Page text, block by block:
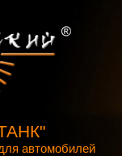
автомобилей